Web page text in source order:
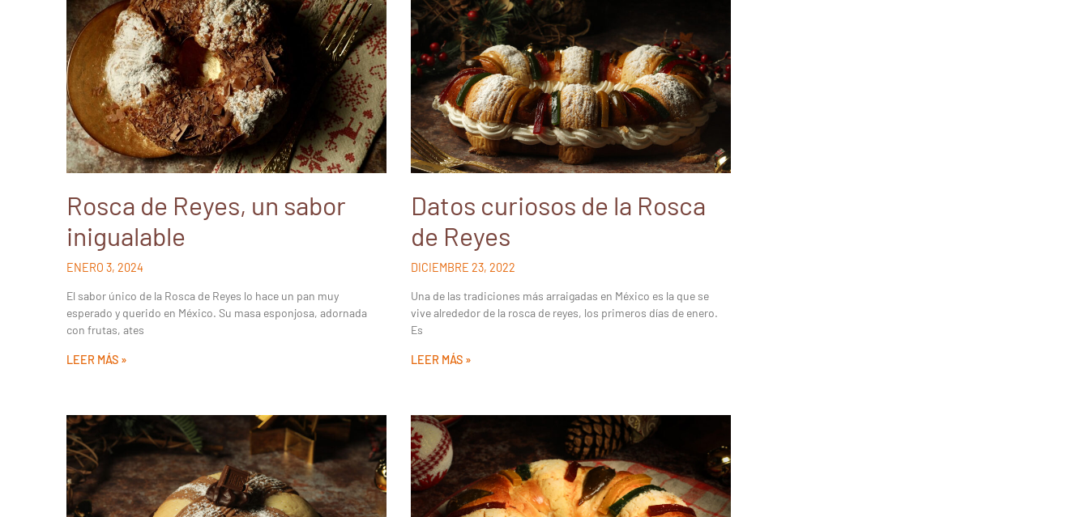
Rosca de Reyes, un sabor
inigualable
ENERO 3, 2024
El sabor único de la Rosca de Reyes lo hace un pan muy
esperado y querido en México. Su masa esponjosa, adornada
con frutas, ates
LEER MÁS »
Datos curiosos de la Rosca
de Reyes
DICIEMBRE 23, 2022
Una de las tradiciones más arraigadas en México es la que se
vive alrededor de la rosca de reyes, los primeros días de enero.
Es
LEER MÁS »